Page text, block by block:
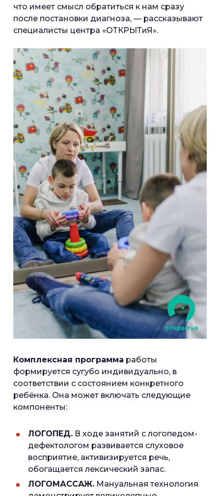
что имеет смысл обратиться к нам сразу
после постановки диагноза, — рассказывают
специалисты центра «ОТКРЫТиЯ».
Комплексная программа работы
формируется сугубо индивидуально, в
соответствии с состоянием конкретного
ребёнка. Она может включать следующие
компоненты:
ЛОГОПЕД. В ходе занятий с логопедом-
дефектологом развивается слуховое
восприятие, активизируется речь,
обогащается лексический запас.
ЛОГОМАССАЖ. Мануальная технология